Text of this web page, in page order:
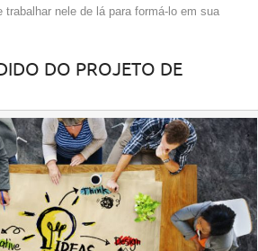
nele de lá para formá-lo em sua
DO PROJETO DE